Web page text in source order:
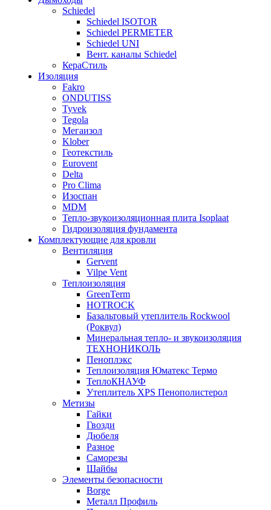
Schiedel
Schiedel ISOTOR
Schiedel PERMETER
Schiedel UNI
Вент. каналы Schiedel
КераСтиль
Изоляция
Fakro
ONDUTISS
Tyvek
Tegola
Мегаизол
Klober
Геотекстиль
Eurovent
Delta
Pro Clima
Изоспан
MDM
Тепло-звукоизоляционная плита Isoplaat
Гидроизоляция фундамента
Комплектующие для кровли
Вентиляция
Gervent
Vilpe Vent
Теплоизоляция
GreenTerm
HOTROCK
Базальтовый утеплитель Rockwool
(Роквул)
Минеральная тепло- и звукоизоляция
ТЕХНОНИКОЛЬ
Пеноплэкс
Теплоизоляция Юматекс Термо
ТеплоКНАУФ
Утеплитель XPS Пенополистерол
Метизы
Гайки
Гвозди
Дюбеля
Разное
Саморезы
Шайбы
Элементы безопасности
Borge
Металл Профиль